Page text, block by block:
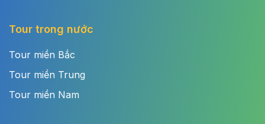
Tour trong nước
Tour miền Bắc
Tour miền Trung
Tour miền Nam